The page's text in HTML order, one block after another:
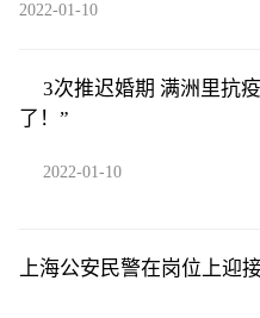
2022-01-10
3次推迟婚期 满洲里抗
了！”
2022-01-10
上海公安民警在岗位上迎